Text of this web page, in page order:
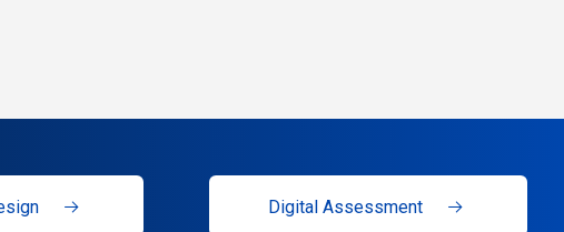
Digital Assessment